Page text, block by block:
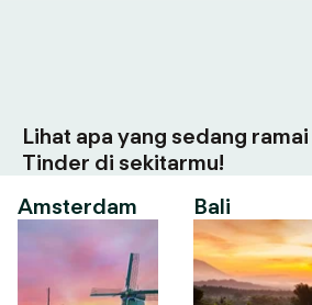
Lihat apa yang sedang
Tinder di sekitarmu!
Amsterdam
Bali